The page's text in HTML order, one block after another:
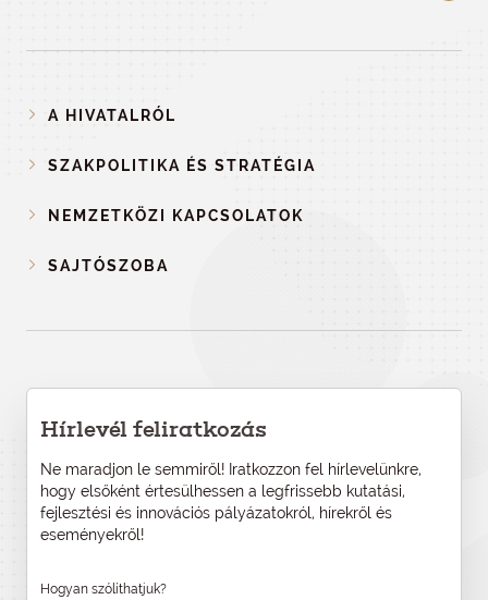
A HIVATALRÓL
SZAKPOLITIKA ÉS STRATÉGIA
NEMZETKÖZI KAPCSOLATOK
SAJTÓSZOBA
Hírlevél feliratkozás
Ne maradjon le semmiről! Iratkozzon fel hírlevelünkre,
hogy elsőként értesülhessen a legfrissebb kutatási,
fejlesztési és innovációs pályázatokról, hírekről és
eseményekről!
Hogyan szólíthatjuk?